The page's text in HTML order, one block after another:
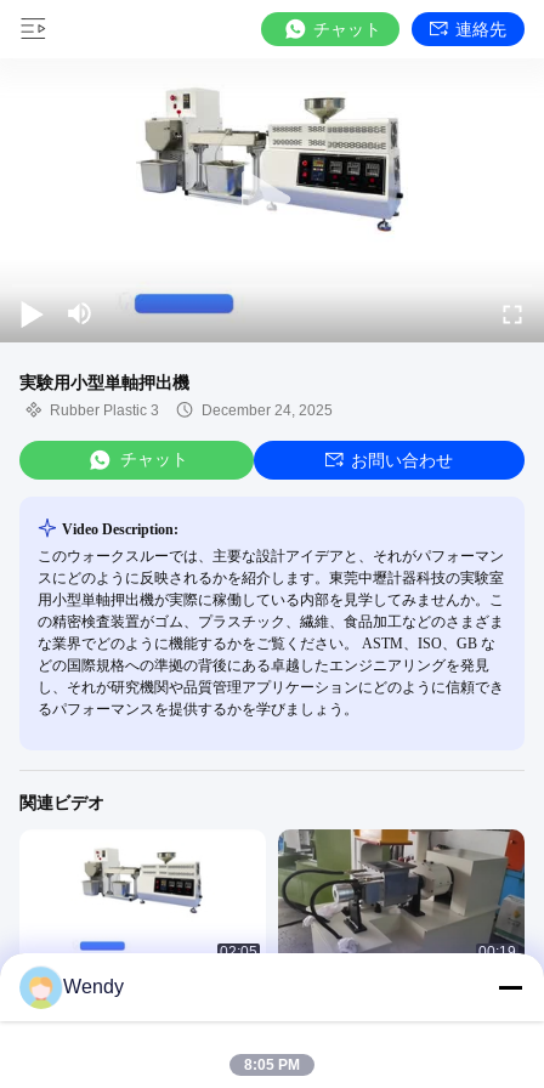
チャット 連絡先
実験用小型単軸押出機
Rubber Plastic 3 December 24, 2025
チャット お問い合わせ
Video Description:
このウォークスルーでは、主要な設計アイデアと、それがパフォーマン
スにどのように反映されるかを紹介します。東莞中壢計器科技の実験室
用小型単軸押出機が実際に稼働している内部を見学してみませんか。こ
の精密検査装置がゴム、プラスチック、繊維、食品加工などのさまざま
な業界でどのように機能するかをご覧ください。 ASTM、ISO、GB な
どの国際規格への準拠の背後にある卓越したエンジニアリングを発見
し、それが研究機関や品質管理アプリケーションにどのように信頼でき
るパフォーマンスを提供するかを学びましょう。
関連ビデオ
02:05
研究室用ミニ卓上二軸押出機 二軸押
出造粒機
00:19
110L ナイダーミキサー 自動温度と時
November 21, 2023
Wendy
8:05 PM